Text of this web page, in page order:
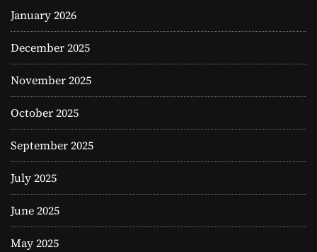
January 2026
December 2025
November 2025
October 2025
September 2025
July 2025
June 2025
May 2025